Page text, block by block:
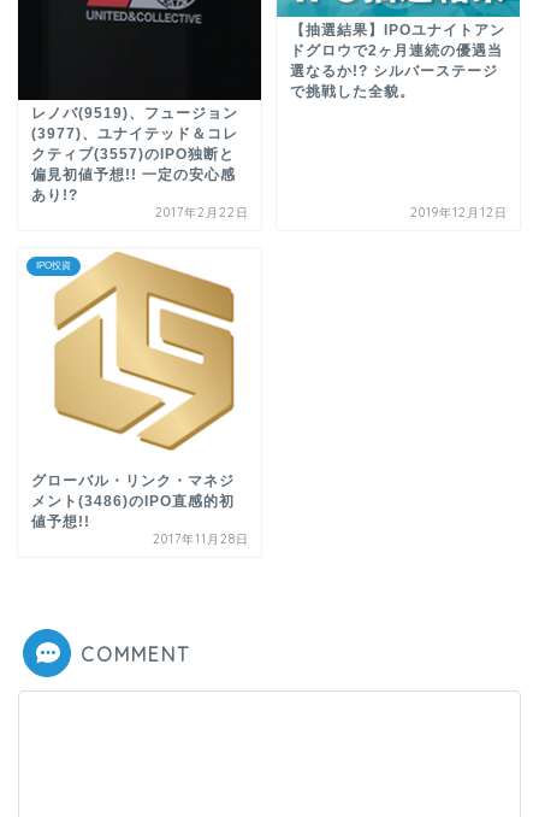
レノバ(9519)、フュージョン
(3977)、ユナイテッド＆コレ
クティブ(3557)のIPO独断と
偏見初値予想!! 一定の安心感
あり!?
2017年2月22日
【抽選結果】IPOユナイトアン
ドグロウで2ヶ月連続の優遇当
選なるか!? シルバーステージ
で挑戦した全貌。
2019年12月12日
IPO投資
グローバル・リンク・マネジ
メント(3486)のIPO直感的初
値予想!!
2017年11月28日
COMMENT